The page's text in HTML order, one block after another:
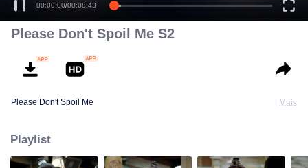
00:00:00/00:08:43
Please Don't Spoil Me S2
Please Don't Spoil Me Mais
Playlist